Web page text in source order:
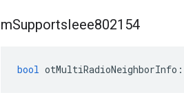
mSupportsIeee802154
bool otMultiRadioNeighborInfo